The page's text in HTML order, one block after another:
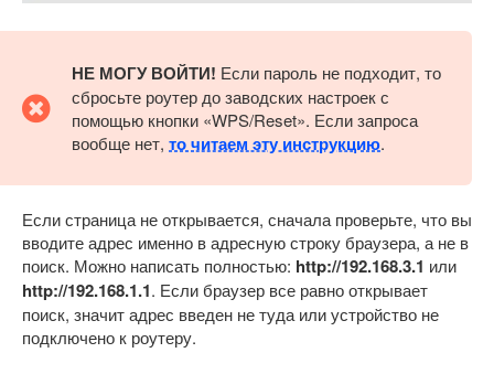
НЕ МОГУ ВОЙТИ! Если пароль не подходит, то
сбросьте роутер до заводских настроек с
помощью кнопки «WPS/Reset». Если запроса
вообще нет, то читаем эту инструкцию.
Если страница не открывается, сначала проверьте, что вы
вводите адрес именно в адресную строку браузера, а не в
поиск. Можно написать полностью: http://192.168.3.1 или
http://192.168.1.1. Если браузер все равно открывает
поиск, значит адрес введен не туда или устройство не
подключено к роутеру.